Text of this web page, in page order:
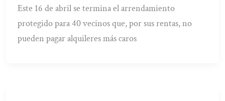
Este 16 de abril se termina el arrendamiento
protegido para 40 vecinos que, por sus rentas, no
pueden pagar alquileres más caros